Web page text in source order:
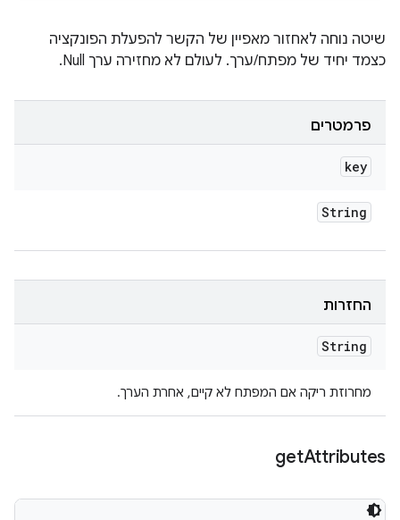
שיטה נוחה לאחזור מאפיין של הקשר להפעלת הפונקציה
כצמד יחיד של מפתח/ערך. לעולם לא מחזירה ערך Null.
פרמטרים
key
String
החזרות
String
מחרוזת ריקה אם המפתח לא קיים, אחרת הערך.
getAttributes